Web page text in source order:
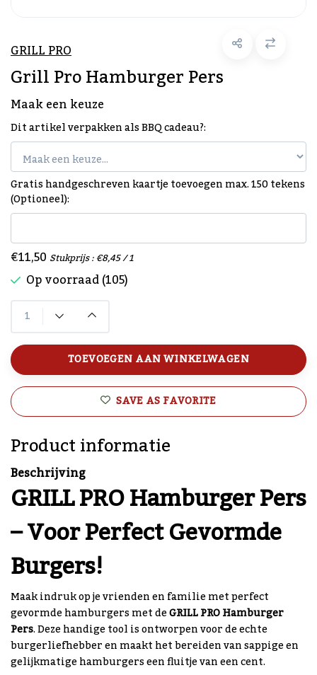
GRILL PRO
Grill Pro Hamburger Pers
Maak een keuze
Dit artikel verpakken als BBQ cadeau?:
Gratis handgeschreven kaartje toevoegen max. 150 tekens
(Optioneel):
€11,50 Stukprijs : €8,45 / 1
Op voorraad (105)
TOEVOEGEN AAN WINKELWAGEN
SAVE AS FAVORITE
Product informatie
Beschrijving
GRILL PRO Hamburger Pers
– Voor Perfect Gevormde
Burgers!
Maak indruk op je vrienden en familie met perfect
gevormde hamburgers met deGRILL PRO Hamburger
Pers. Deze handige tool is ontworpen voor de echte
burgerliefhebber en maakt het bereiden van sappige en
gelijkmatige hamburgers een fluitje van een cent.